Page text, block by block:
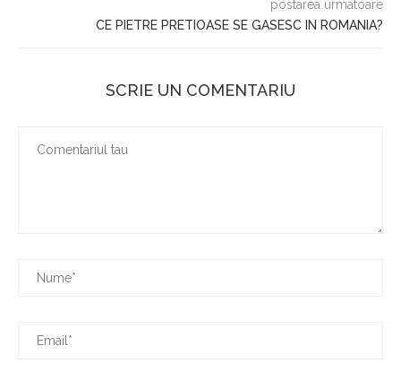
postarea urmatoare
CE PIETRE PRETIOASE SE GASESC IN ROMANIA?
SCRIE UN COMENTARIU